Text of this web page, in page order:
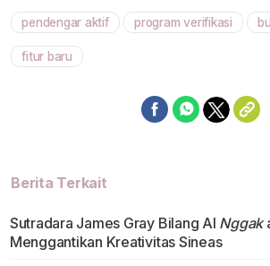
pendengar aktif program verifikasi
fitur baru
Berita Terkait
Sutradara James Gray Bilang Al Nggak
Menggantikan Kreativitas Sineas